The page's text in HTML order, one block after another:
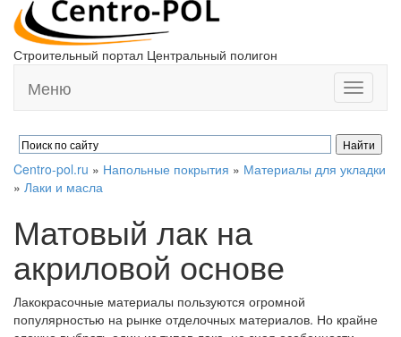
Строительный портал Центральный полигон
Toggle
Меню
Centro-pol.ru » Напольные покрытия » Материалы для укладки
» Лаки и масла
Матовый лак на
акриловой основе
Лакокрасочные материалы пользуются огромной
популярностью на рынке отделочных материалов. Но крайне